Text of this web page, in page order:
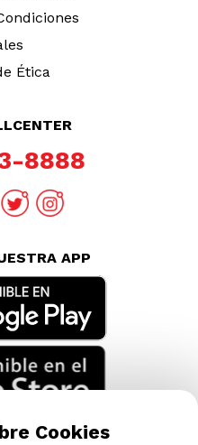
Ética
8888
APP
Cookies